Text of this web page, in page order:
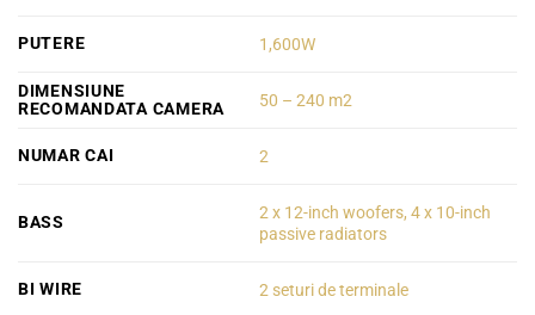
PUTERE 1,600W
DIMENSIUNE
RECOMANDATA CAMERA
50 – 240 m2
NUMAR CAI 2
BASS
2 x 12-inch woofers, 4 x 10-inch
passive radiators
BI WIRE 2 seturi de terminale